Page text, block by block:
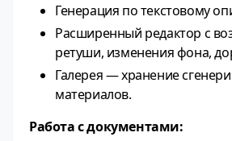
Генерация по текстовому
Расширенный редактор с
ретуши, изменения фона,
Галерея — хранение
материалов.
Работа с документами: